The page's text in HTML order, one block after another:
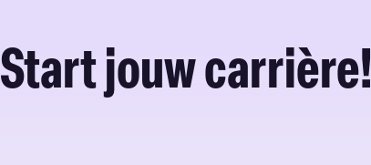
Start jouw carrière!